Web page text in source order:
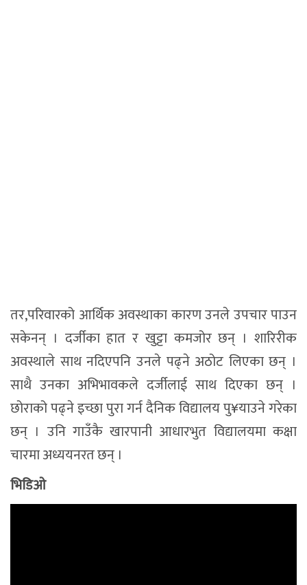
तर,परिवारको आर्थिक अवस्थाका कारण उनले उपचार पाउन
सकेनन् । दर्जीका हात र खुट्टा कमजोर छन् । शारिरीक
अवस्थाले साथ नदिएपनि उनले पढ्ने अठोट लिएका छन् ।
साथै उनका अभिभावकले दर्जीलाई साथ दिएका छन् ।
छोराको पढ्ने इच्छा पुरा गर्न दैनिक विद्यालय पु¥याउने गरेका
छन् । उनि गाउँकै खारपानी आधारभुत विद्यालयमा कक्षा
चारमा अध्ययनरत छन् ।
भिडिओ